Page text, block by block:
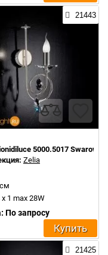
21443
5000.5017
Zelia
x 1 max 28W
По запросу
Купить
21425